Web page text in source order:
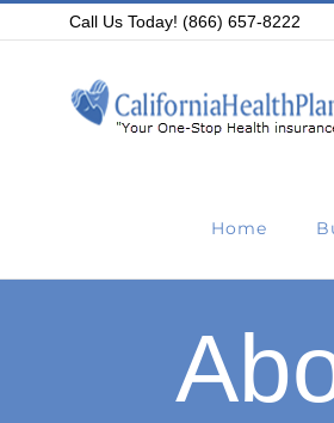
Call Us Today! (866) 657-8222
Home